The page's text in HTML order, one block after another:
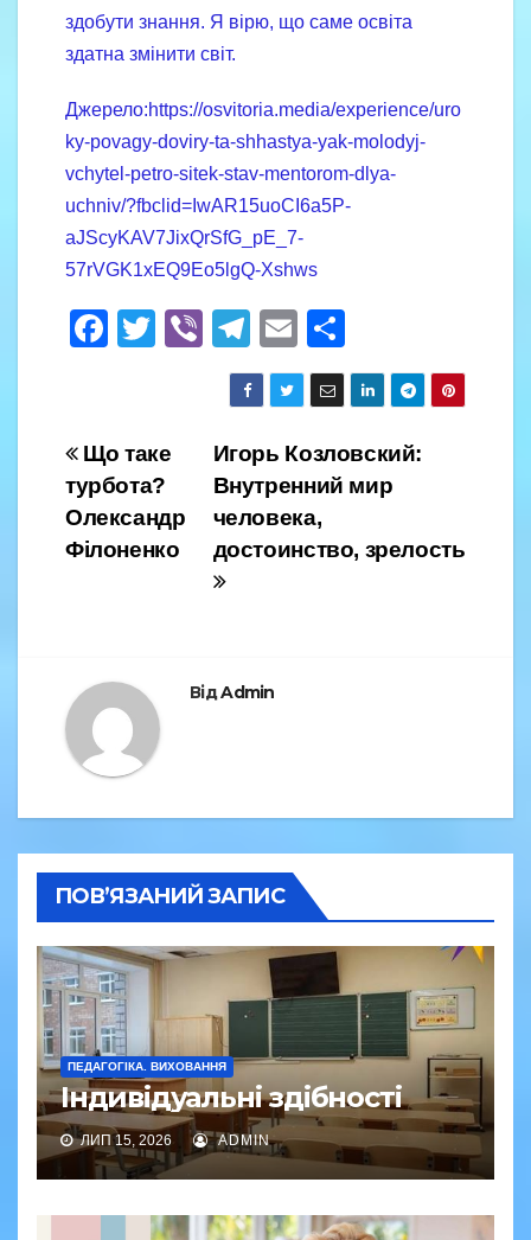
здобути знання. Я вірю, що саме освіта
здатна змінити світ.
Джерело:https://osvitoria.media/experience/uro
ky-povagy-doviry-ta-shhastya-yak-molodyj-
vchytel-petro-sitek-stav-mentorom-dlya-
uchniv/?fbclid=IwAR15uoCI6a5P-
aJScyKAV7JixQrSfG_pE_7-
57rVGK1xEQ9Eo5lgQ-Xshws
F
e
b
o
o
T
er
Vi
er
T
el
e
gr
a
m
E
m
ail
h
ar
e
Навігація
записів
Игорь Козловский:
Внутренний мир
человека,
достоинство, зрелость
Що таке
турбота?
Олександр
Філоненко
ВідAdmin
ПОВ’ЯЗАНИЙ ЗАПИС
ПЕДАГОГІКА. ВИХОВАННЯ
Індивідуальні здібності
ЛИП 15, 2026 ADMIN